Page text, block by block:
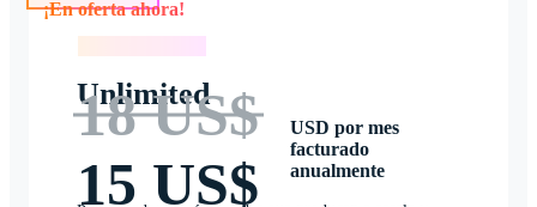
Unlimited
18 US$
15 US$
USD por mes
facturado
anualmente